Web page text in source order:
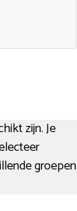
zijn. Je
groepen